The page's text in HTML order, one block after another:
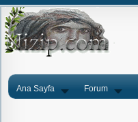
Ana Sayfa Forum